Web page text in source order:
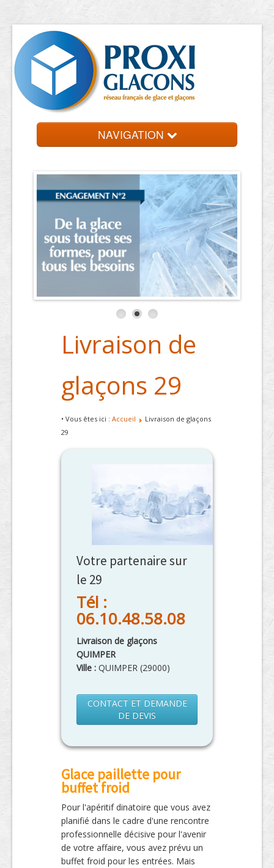
NAVIGATION
Livraison de
glaçons 29
• Vous êtes ici : Accueil
Livraison de glaçons
29
Votre partenaire sur
le 29
Tél :
06.10.48.58.08
Livraison de glaçons
QUIMPER
Ville : QUIMPER (29000)
CONTACT ET DEMANDE
DE DEVIS
Glace paillette pour
buffet froid
Pour l'apéritif dinatoire que vous avez
planifié dans le cadre d'une rencontre
professionnelle décisive pour l'avenir
de votre affaire, vous avez prévu un
buffet froid pour les entrées. Mais